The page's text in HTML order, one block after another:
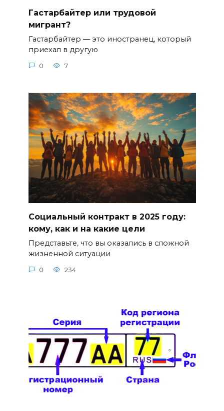
Гастарбайтер или трудовой
мигрант?
Гастарбайтер — это иностранец, который
приехал в другую
0 7
Социальный контракт в 2025 году:
кому, как и на какие цели
Представьте, что вы оказались в сложной
жизненной ситуации
0 234